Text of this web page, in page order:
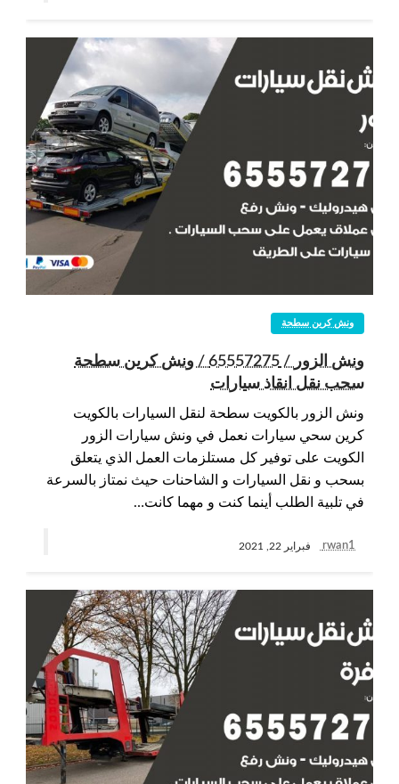
ونش كرين سطحة
ونش الزور / 65557275 / ونش كرين سطحة
سحب نقل انقاذ سيارات
ونش الزور بالكويت سطحة لنقل السيارات بالكويت
كرين سحي سيارات نعمل في ونش سيارات الزور
الكويت على توفير كل مستلزمات العمل الذي يتعلق
بسحب و نقل السيارات و الشاحنات حيث نمتاز بالسرعة
في تلبية الطلب أينما كنت و مهما كانت…
rwan1 فبراير 22, 2021